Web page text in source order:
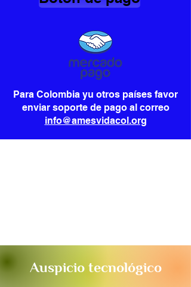
Para Colombia yu otros países favor
enviar soporte de pago al correo
info@amesvidacol.org
Auspicio tecnológico